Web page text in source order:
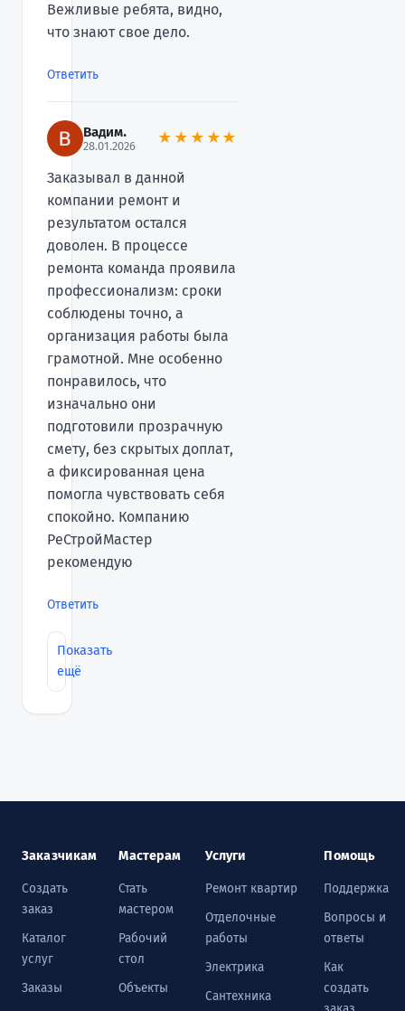
Вежливые ребята, видно,
что знают свое дело.
Ответить
Вадим.
28.01.2026 ★★★★★
Заказывал в данной
компании ремонт и
результатом остался
доволен. В процессе
ремонта команда проявила
профессионализм: сроки
соблюдены точно, а
организация работы была
грамотной. Мне особенно
понравилось, что
изначально они
подготовили прозрачную
смету, без скрытых доплат,
а фиксированная цена
помогла чувствовать себя
спокойно. Компанию
РеСтройМастер
рекомендую
Ответить
Показать
ещё
Заказчикам
Создать
заказ
Каталог
услуг
Заказы
Мастерам
Стать
мастером
Рабочий
стол
Объекты
Услуги
Ремонт квартир
Отделочные
работы
Электрика
Сантехника
Помощь
Поддержка
Вопросы и
ответы
Как
создать